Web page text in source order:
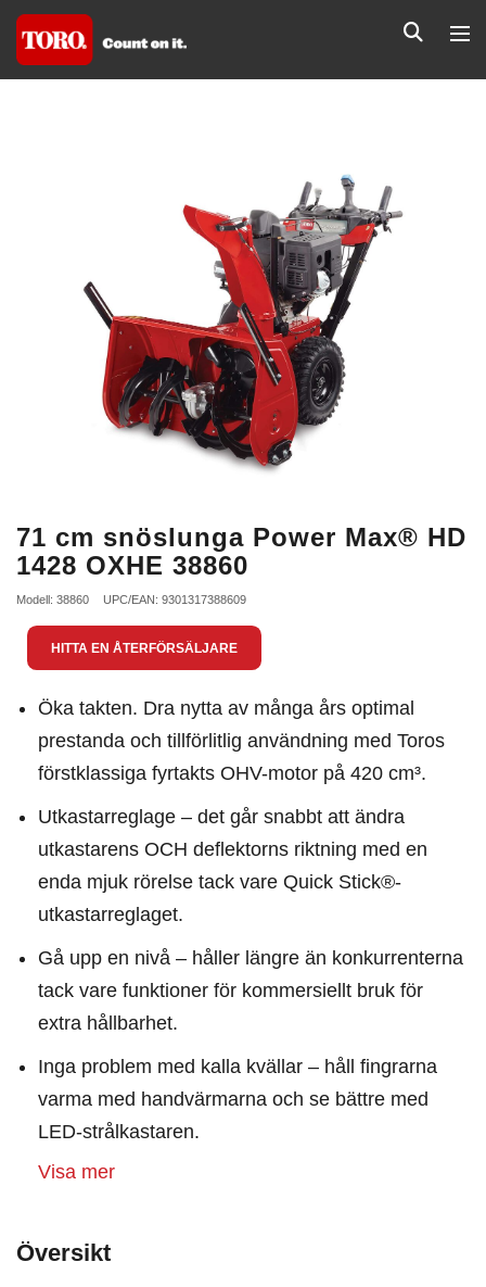
71 cm snöslunga Power Max® HD
1428 OXHE 38860
Modell: 38860 UPC/EAN: 9301317388609
HITTA EN ÅTERFÖRSÄLJARE
Öka takten. Dra nytta av många års optimal
prestanda och tillförlitlig användning med Toros
förstklassiga fyrtakts OHV-motor på 420 cm³.
Utkastarreglage – det går snabbt att ändra
utkastarens OCH deflektorns riktning med en
enda mjuk rörelse tack vare Quick Stick®-
utkastarreglaget.
Gå upp en nivå – håller längre än konkurrenterna
tack vare funktioner för kommersiellt bruk för
extra hållbarhet.
Inga problem med kalla kvällar – håll fingrarna
varma med handvärmarna och se bättre med
LED-strålkastaren.
Visa mer
Översikt